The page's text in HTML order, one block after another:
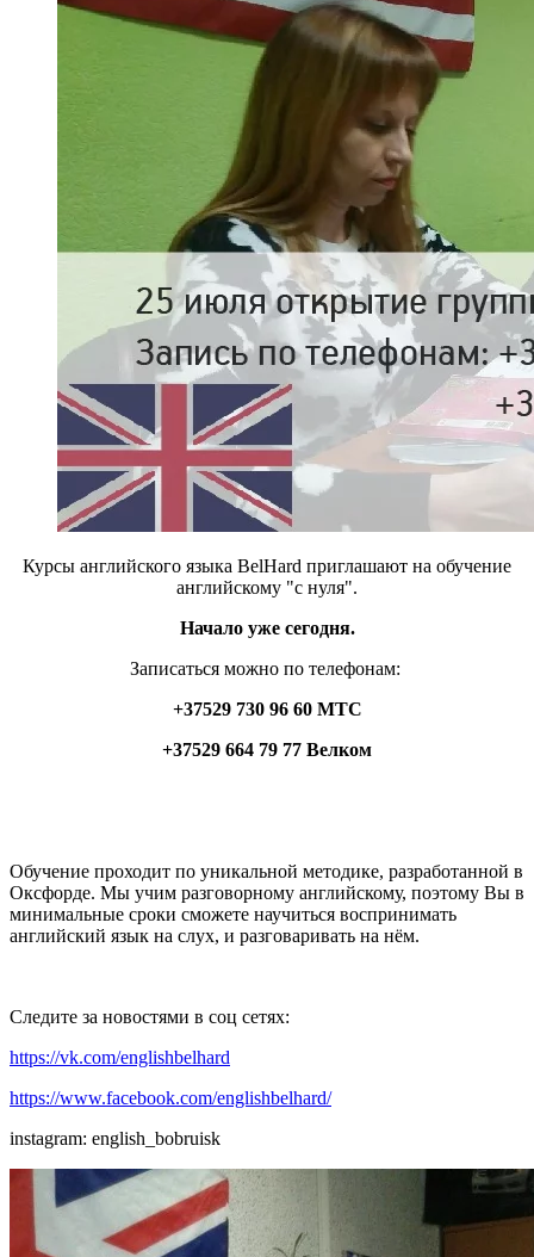
Курсы английского языка BelHard приглашают на обучение
английскому "с нуля".
Начало уже сегодня.
Записаться можно по телефонам:
+37529 730 96 60 МТС
+37529 664 79 77 Велком
Обучение проходит по уникальной методике, разработанной в
Оксфорде. Мы учим разговорному английскому, поэтому Вы в
минимальные сроки сможете научиться воспринимать
английский язык на слух, и разговаривать на нём.
Следите за новостями в соц сетях:
https://vk.com/englishbelhard
https://www.facebook.com/englishbelhard/
instagram: english_bobruisk